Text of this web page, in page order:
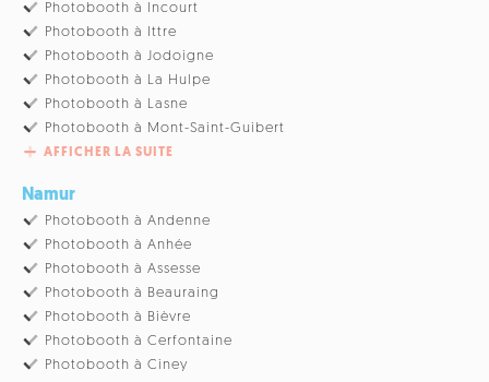
Photobooth à Incourt
Photobooth à Ittre
Photobooth à Jodoigne
Photobooth à La Hulpe
Photobooth à Lasne
Photobooth à Mont-Saint-Guibert
AFFICHER LA SUITE
Namur
Photobooth à Andenne
Photobooth à Anhée
Photobooth à Assesse
Photobooth à Beauraing
Photobooth à Bièvre
Photobooth à Cerfontaine
Photobooth à Ciney